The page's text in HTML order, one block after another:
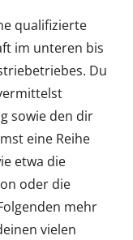
qualifizierte
im unteren bis
Du
sowie den dir
eine Reihe
etwa die
oder die
mehr
vielen